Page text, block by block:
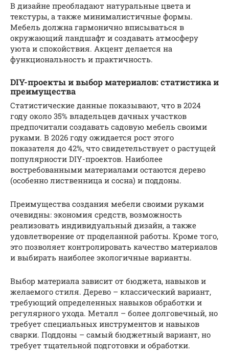
В дизайне преобладают натуральные цвета и
текстуры, а также минималистичные формы.
Мебель должна гармонично вписываться в
окружающий ландшафт и создавать атмосферу
уюта и спокойствия. Акцент делается на
функциональность и практичность.
DIY-проекты и выбор материалов: статистика и
преимущества
Статистические данные показывают, что в 2024
году около 35% владельцев дачных участков
предпочитали создавать садовую мебель своими
руками. В 2026 году ожидается рост этого
показателя до 42%, что свидетельствует о растущей
популярности DIY-проектов. Наиболее
востребованными материалами остаются дерево
(особенно лиственница и сосна) и поддоны.
Преимущества создания мебели своими руками
очевидны: экономия средств, возможность
реализовать индивидуальный дизайн, а также
удовлетворение от проделанной работы. Кроме того,
это позволяет контролировать качество материалов
и выбирать наиболее экологичные варианты.
Выбор материала зависит от бюджета, навыков и
желаемого стиля. Дерево – классический вариант,
требующий определенных навыков обработки и
регулярного ухода. Металл – более долговечный, но
требует специальных инструментов и навыков
сварки. Поддоны – самый бюджетный вариант, но
требует тщательной подготовки и обработки.